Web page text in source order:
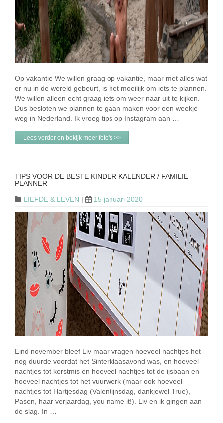
Op vakantie We willen graag op vakantie, maar met alles wat
er nu in de wereld gebeurt, is het moeilijk om iets te plannen.
We willen alleen echt graag iets om weer naar uit te kijken.
Dus besloten we plannen te gaan maken voor een weekje
weg in Nederland. Ik vroeg tips op Instagram aan …
Lees verder en bekijk meer foto's >>
TIPS VOOR DE BESTE KINDER KALENDER / FAMILIE
PLANNER
LIEFDE & LEVEN | 15 januari 2020
Eind november bleef Liv maar vragen hoeveel nachtjes het
nog duurde voordat het Sinterklaasavond was, en hoeveel
nachtjes tot kerstmis en hoeveel nachtjes tot de ijsbaan en
hoeveel nachtjes tot het vuurwerk (maar ook hoeveel
nachtjes tot Hartjesdag (Valentijnsdag, dankjewel True),
Pasen, haar verjaardag, you name it!). Liv en ik gingen aan
de slag. In …